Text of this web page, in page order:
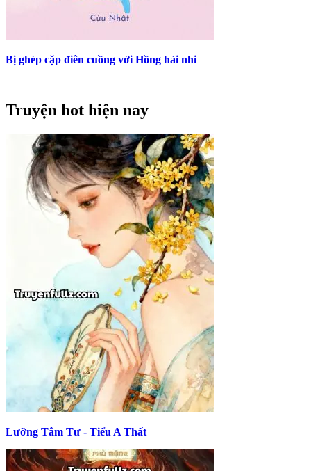
Bị ghép cặp điên cuồng với Hồng hài nhi
Truyện hot hiện nay
Lưỡng Tâm Tư - Tiểu A Thất